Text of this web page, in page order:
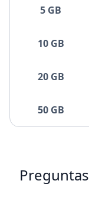
5 GB
10 GB
20 GB
50 GB